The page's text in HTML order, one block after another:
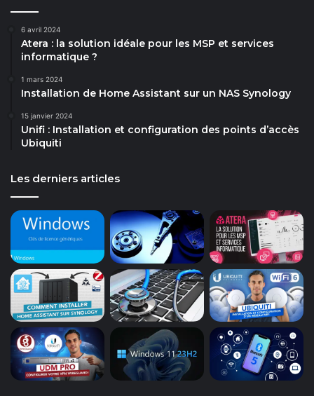
6 avril 2024
Atera : la solution idéale pour les MSP et services
informatique ?
1 mars 2024
Installation de Home Assistant sur un NAS Synology
15 janvier 2024
Unifi : Installation et configuration des points d’accès
Ubiquiti
Les derniers articles